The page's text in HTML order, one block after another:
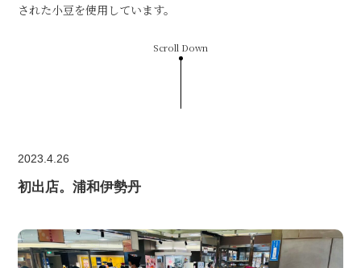
された小豆を使用しています。
Scroll Down
2023.4.26
初出店。浦和伊勢丹